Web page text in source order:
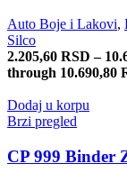
Auto Boje i Lakovi,
Silco
2.205,60 RSD –
through 10.690,80
Dodaj u korpu
Brzi pregled
CP 999 Binder